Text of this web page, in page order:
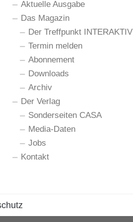
Aktuelle Ausgabe
Das Magazin
Der Treffpunkt INTERAKTIV
Termin melden
Abonnement
Downloads
Archiv
Der Verlag
Sonderseiten CASA
Media-Daten
Jobs
Kontakt